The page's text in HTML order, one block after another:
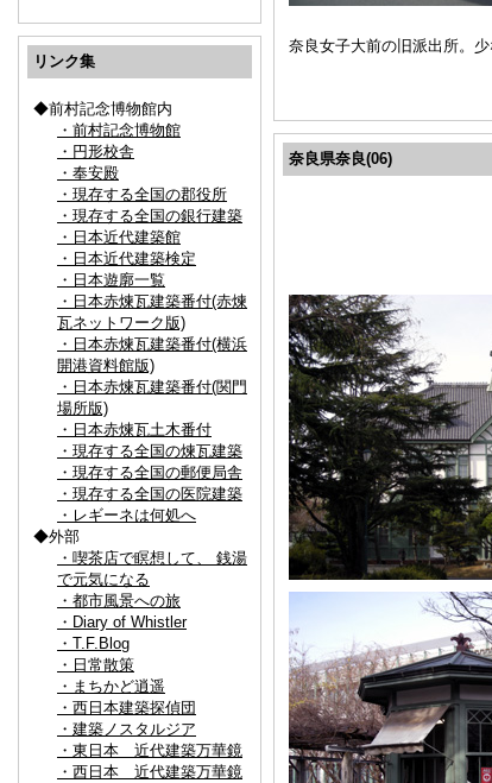
リンク集
◆前村記念博物館内
・前村記念博物館
・円形校舎
・奉安殿
・現存する全国の郡役所
・現存する全国の銀行建築
・日本近代建築館
・日本近代建築検定
・日本遊廓一覧
・日本赤煉瓦建築番付(赤煉
瓦ネットワーク版)
・日本赤煉瓦建築番付(横浜
開港資料館版)
・日本赤煉瓦建築番付(関門
場所版)
・日本赤煉瓦土木番付
・現存する全国の煉瓦建築
・現存する全国の郵便局舎
・現存する全国の医院建築
・レギーネは何処へ
◆外部
・喫茶店で瞑想して、 銭湯
で元気になる
・都市風景への旅
・Diary of Whistler
・T.F.Blog
・日常散策
・まちかど逍遥
・西日本建築探偵団
・建築ノスタルジア
・東日本 近代建築万華鏡
・西日本 近代建築万華鏡
奈良女子大前の旧派出所。
奈良県奈良(06)